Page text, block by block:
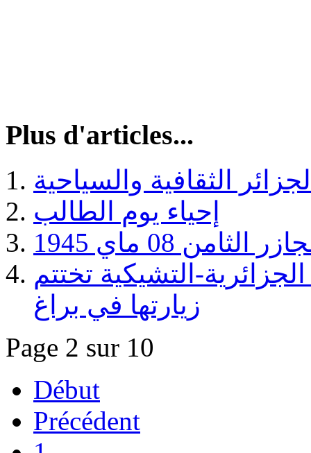
Plus d'articles...
الثقافية والسياحية
إحياء يوم الطالب
التشيكية تختتم
زيارتها في براغ
Page 2 sur 10
Début
Précédent